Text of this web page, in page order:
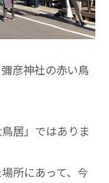
彦神社の赤い鳥
居」ではありま
所にあって、今